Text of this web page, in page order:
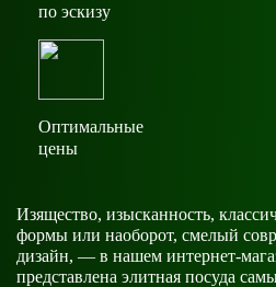
по эскизу
Оптимальные
цены
Изящество, изысканность,
формы или наоборот, смелый
дизайн, — в нашем интернет-
представлена элитная посуда